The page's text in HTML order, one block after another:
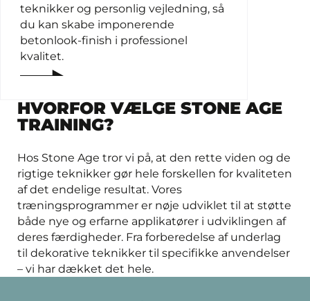
teknikker og personlig vejledning, så
du kan skabe imponerende
betonlook-finish i professionel
kvalitet.
HVORFOR VÆLGE STONE AGE
TRAINING?
Hos Stone Age tror vi på, at den rette viden og de
rigtige teknikker gør hele forskellen for kvaliteten
af det endelige resultat. Vores
træningsprogrammer er nøje udviklet til at støtte
både nye og erfarne applikatører i udviklingen af
deres færdigheder. Fra forberedelse af underlag
til dekorative teknikker til specifikke anvendelser
– vi har dækket det hele.